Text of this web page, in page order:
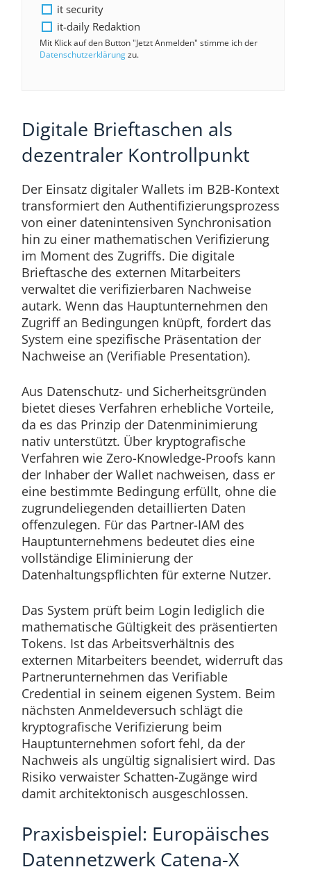
it security
it-daily Redaktion
Mit Klick auf den Button "Jetzt Anmelden" stimme ich der
Datenschutzerklärungzu.
Digitale Brieftaschen als
dezentraler Kontrollpunkt
Der Einsatz digitaler Wallets im B2B-Kontext
transformiert den Authentifizierungsprozess
von einer datenintensiven Synchronisation
hin zu einer mathematischen Verifizierung
im Moment des Zugriffs. Die digitale
Brieftasche des externen Mitarbeiters
verwaltet die verifizierbaren Nachweise
autark. Wenn das Hauptunternehmen den
Zugriff an Bedingungen knüpft, fordert das
System eine spezifische Präsentation der
Nachweise an (Verifiable Presentation).
Aus Datenschutz- und Sicherheitsgründen
bietet dieses Verfahren erhebliche Vorteile,
da es das Prinzip der Datenminimierung
nativ unterstützt. Über kryptografische
Verfahren wie Zero-Knowledge-Proofs kann
der Inhaber der Wallet nachweisen, dass er
eine bestimmte Bedingung erfüllt, ohne die
zugrundeliegenden detaillierten Daten
offenzulegen. Für das Partner-IAM des
Hauptunternehmens bedeutet dies eine
vollständige Eliminierung der
Datenhaltungspflichten für externe Nutzer.
Das System prüft beim Login lediglich die
mathematische Gültigkeit des präsentierten
Tokens. Ist das Arbeitsverhältnis des
externen Mitarbeiters beendet, widerruft das
Partnerunternehmen das Verifiable
Credential in seinem eigenen System. Beim
nächsten Anmeldeversuch schlägt die
kryptografische Verifizierung beim
Hauptunternehmen sofort fehl, da der
Nachweis als ungültig signalisiert wird. Das
Risiko verwaister Schatten-Zugänge wird
damit architektonisch ausgeschlossen.
Praxisbeispiel: Europäisches
Datennetzwerk Catena-X